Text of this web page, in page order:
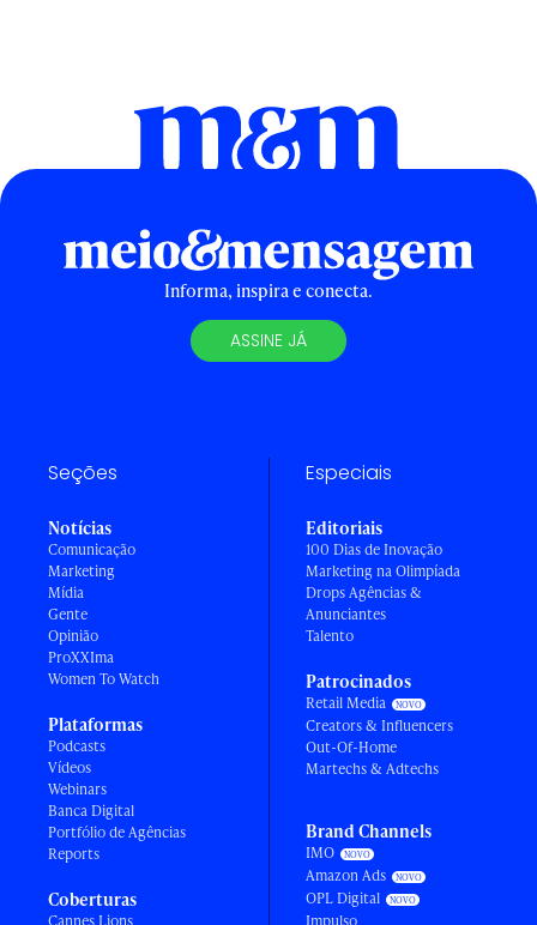
Informa, inspira e conecta.
ASSINE JÁ
Seções
Notícias
Comunicação
Marketing
Mídia
Gente
Opinião
ProXXIma
Women To Watch
Plataformas
Podcasts
Vídeos
Webinars
Banca Digital
Portfólio de Agências
Reports
Coberturas
Especiais
Editoriais
100 Dias de Inovação
Marketing na Olimpíada
Drops Agências &
Anunciantes
Talento
Patrocinados
Retail Media
Creators & Influencers
Out-Of-Home
Martechs & Adtechs
Brand Channels
IMO
Amazon Ads
OPL Digital